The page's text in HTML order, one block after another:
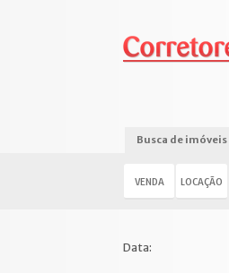
Busca de imóveis
VENDA LOCAÇÃO
Data: